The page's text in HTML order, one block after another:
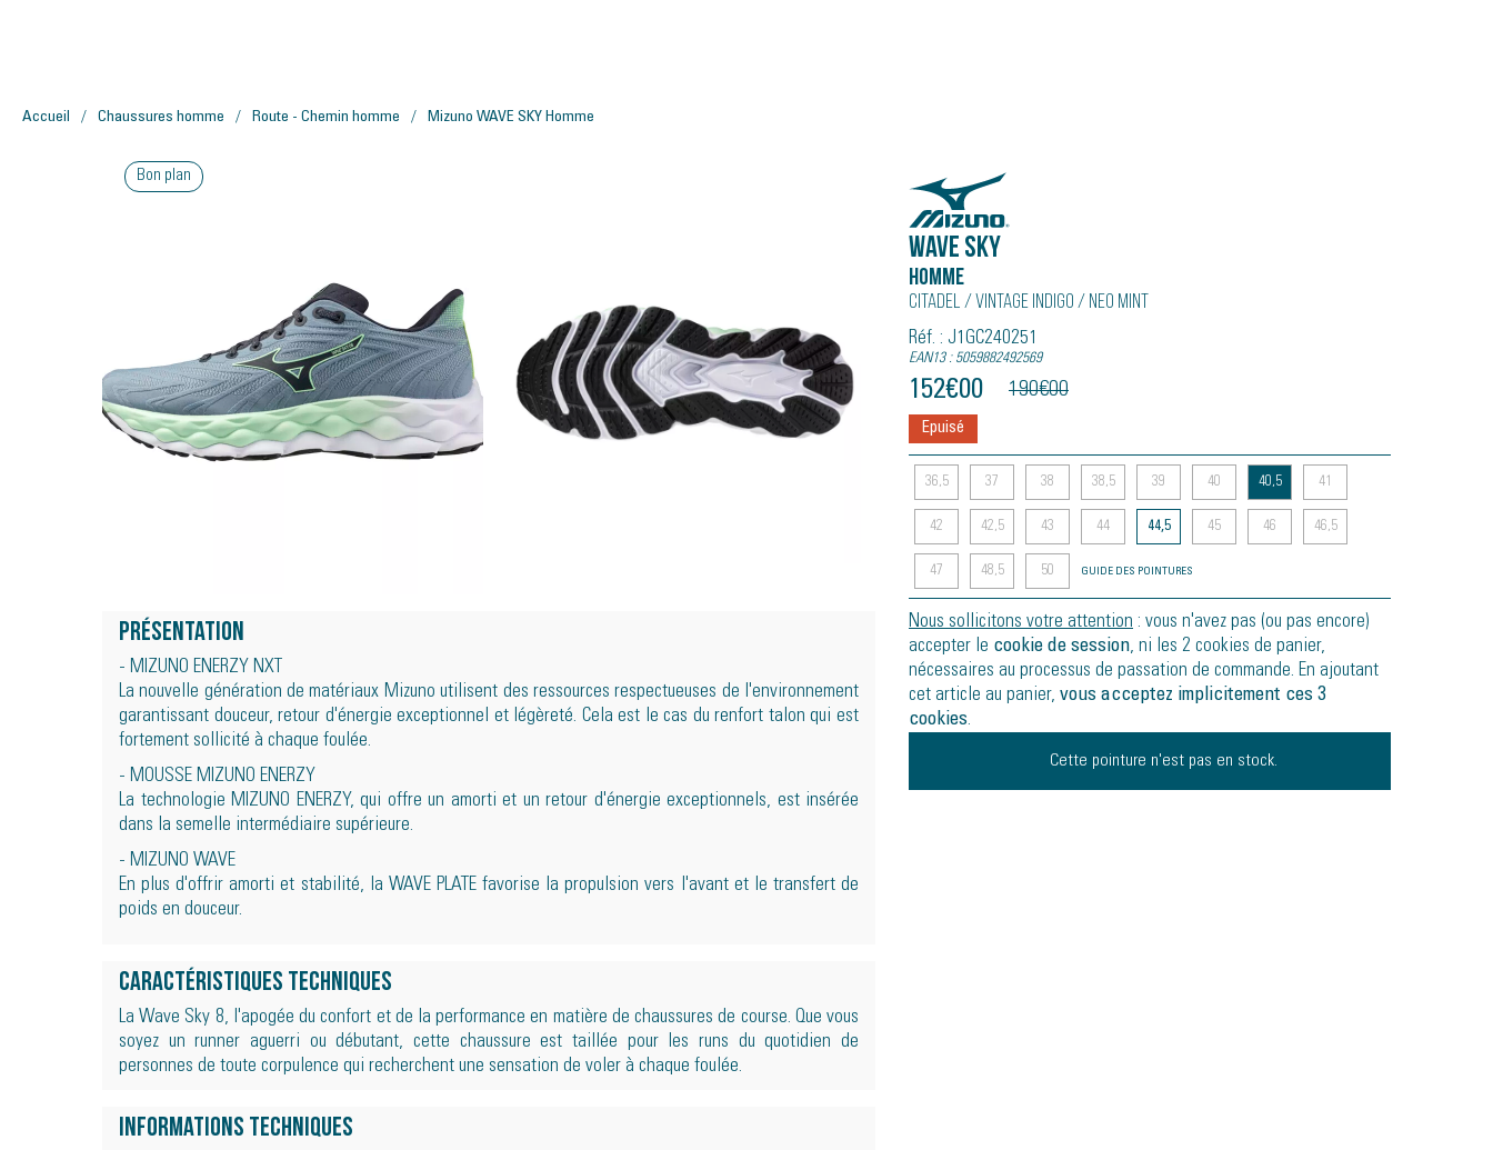
Accueil Chaussures homme Route - Chemin homme Mizuno WAVE SKY Homme
Mizuno
WAVE SKY
Homme
Citadel / Vintage Indigo / Neo Mint
Réf. : J1GC240251
EAN13 : 5059882492569
152€00 190€00
Epuisé
36,5 37 38 38,5 39 40 40,5 41
42 42,5 43 44 44,5 45 46 46,5
47 48,5 50 GUIDE DES POINTURES
Nous sollicitons votre attention : vous n'avez pas (ou pas encore)
accepter le cookie de session, ni les 2 cookies de panier,
nécessaires au processus de passation de commande. En ajoutant
cet article au panier, vous acceptez implicitement ces 3
cookies.
Cette pointure n'est pas en stock.
Bon plan
Présentation
- MIZUNO ENERZY NXT
La nouvelle génération de matériaux Mizuno utilisent des ressources respectueuses de l'environnement
garantissant douceur, retour d'énergie exceptionnel et légèreté. Cela est le cas du renfort talon qui est
fortement sollicité à chaque foulée.
- MOUSSE MIZUNO ENERZY
La technologie MIZUNO ENERZY, qui offre un amorti et un retour d'énergie exceptionnels, est insérée
dans la semelle intermédiaire supérieure.
- MIZUNO WAVE
En plus d'offrir amorti et stabilité, la WAVE PLATE favorise la propulsion vers l'avant et le transfert de
poids en douceur.
Caractéristiques techniques
La Wave Sky 8, l'apogée du confort et de la performance en matière de chaussures de course. Que vous
soyez un runner aguerri ou débutant, cette chaussure est taillée pour les runs du quotidien de
personnes de toute corpulence qui recherchent une sensation de voler à chaque foulée.
Informations techniques